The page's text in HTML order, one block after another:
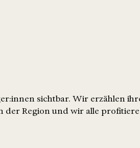
sichtbar. Wir erzählen
der Region und wir alle